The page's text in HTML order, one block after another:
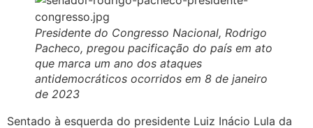
Presidente do Congresso Nacional, Rodrigo
Pacheco, pregou pacificação do país em ato
que marca um ano dos ataques
antidemocráticos ocorridos em 8 de janeiro
de 2023
Sentado à esquerda do presidente Luiz Inácio Lula da